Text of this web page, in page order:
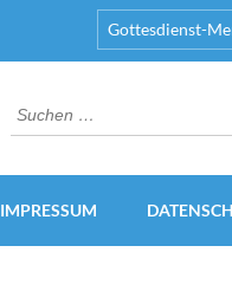
Gottesdienst-
Suchen
nach:
IMPRESSUM